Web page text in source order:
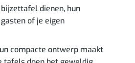
dienen, hun
of je eigen
compacte ontwerp maakt